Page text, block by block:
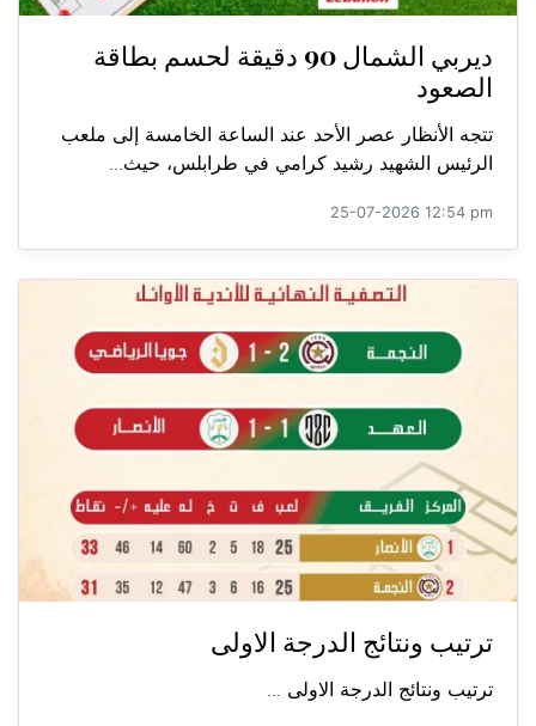
ديربي الشمال 90 دقيقة لحسم بطاقة
الصعود
تتجه الأنظار عصر الأحد عند الساعة الخامسة إلى ملعب
الرئيس الشهيد رشيد كرامي في طرابلس، حيث...
25-07-2026 12:54 pm
ترتيب ونتائج الدرجة الاولى
ترتيب ونتائج الدرجة الاولى ...